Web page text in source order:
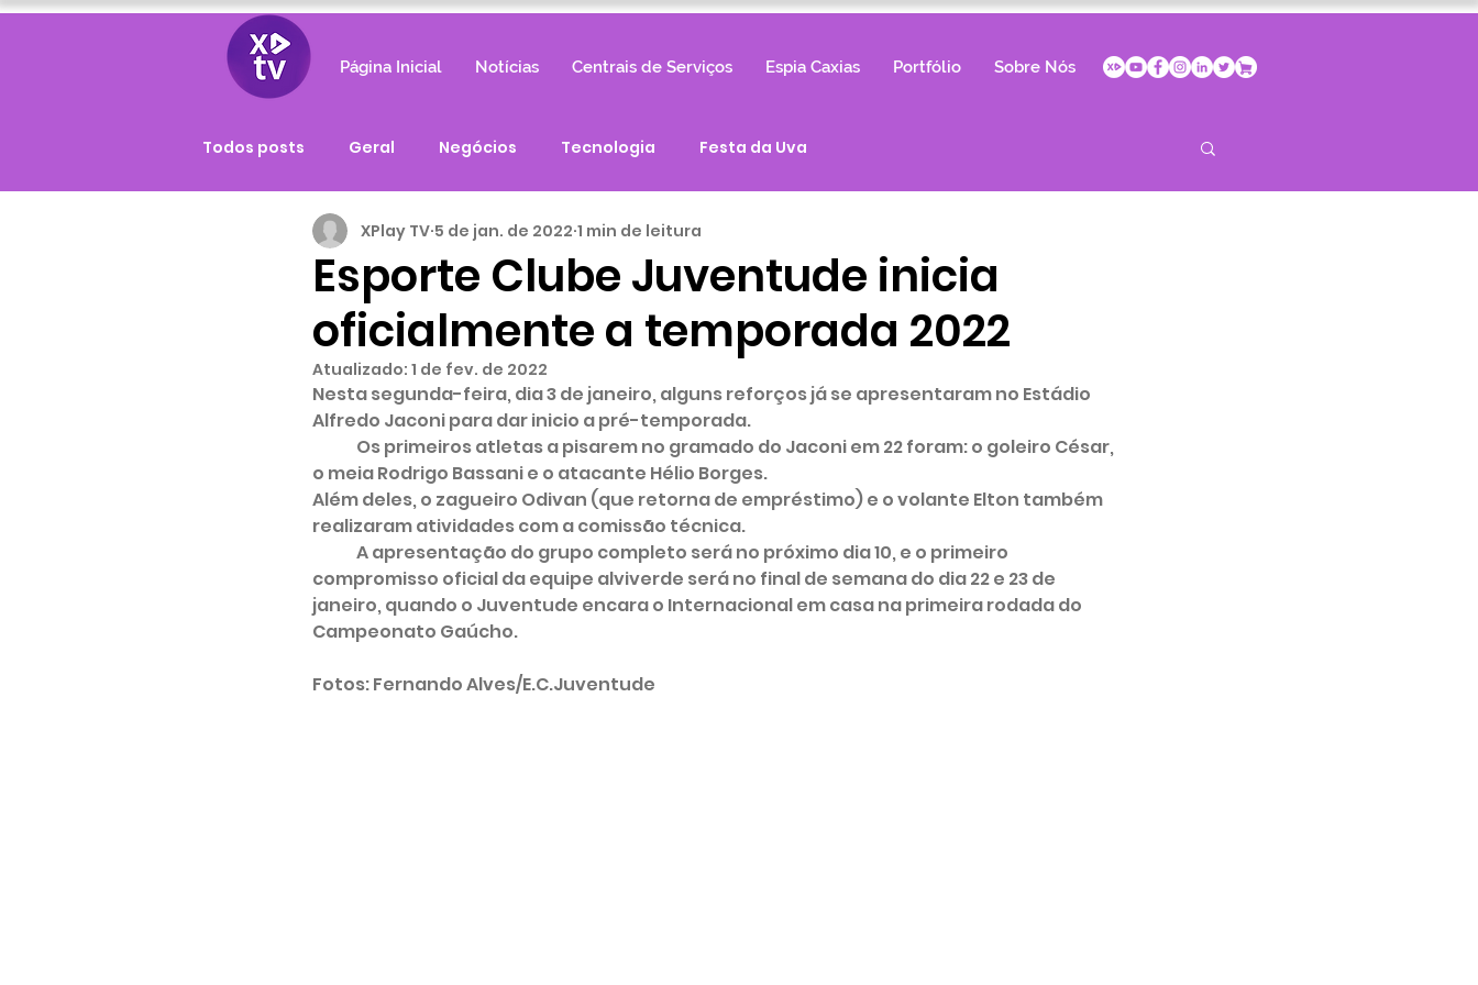
Página Inicial Notícias Centrais de Serviços Espia Caxias Portfólio Sobre Nós
Todos posts Geral Negócios Tecnologia Festa da Uva
Esporte Clube Juventude inicia
oficialmente a temporada 2022
XPlay TV 5 de jan. de 2022 1 min de leitura
Atualizado: 1 de fev. de 2022
Nesta segunda-feira, dia 3 de janeiro, alguns reforços já se apresentaram no Estádio
Alfredo Jaconi para dar inicio a pré-temporada.
o meia Rodrigo Bassani e o atacante Hélio Borges.
Além deles, o zagueiro Odivan (que retorna de empréstimo) e o volante Elton também
realizaram atividades com a comissão técnica.
compromisso oficial da equipe alviverde será no final de semana do dia 22 e 23 de
janeiro, quando o Juventude encara o Internacional em casa na primeira rodada do
Campeonato Gaúcho.
Fotos: Fernando Alves/E.C.Juventude